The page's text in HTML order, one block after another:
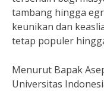
tambang hingga
keunikan dan
tetap populer
Menurut Bapak
Universitas